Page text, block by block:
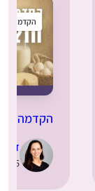
הקדמה
הקדמה
ד”ר
29.04.2026